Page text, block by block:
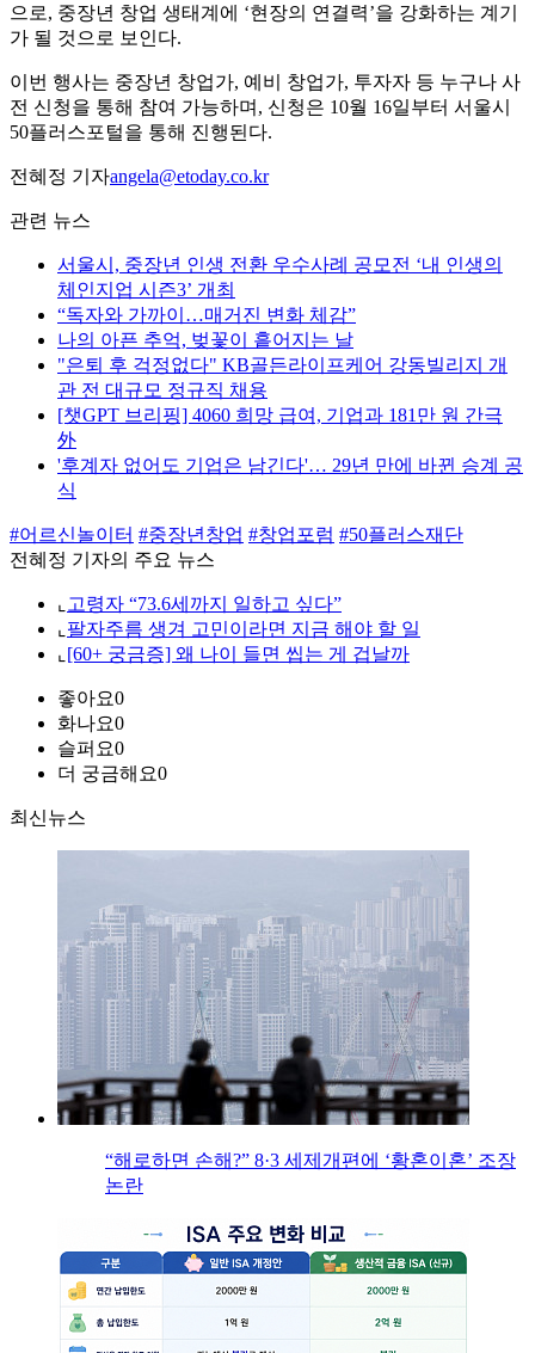
으로, 중장년 창업 생태계에 ‘현장의 연결력’을 강화하는 계기
가 될 것으로 보인다.
이번 행사는 중장년 창업가, 예비 창업가, 투자자 등 누구나 사
전 신청을 통해 참여 가능하며, 신청은 10월 16일부터 서울시
50플러스포털을 통해 진행된다.
전혜정 기자angela@etoday.co.kr
관련 뉴스
서울시, 중장년 인생 전환 우수사례 공모전 ‘내 인생의
체인지업 시즌3’ 개최
“독자와 가까이…매거진 변화 체감”
나의 아픈 추억, 벚꽃이 흩어지는 날
"은퇴 후 걱정없다" KB골든라이프케어 강동빌리지 개
관 전 대규모 정규직 채용
[챗GPT 브리핑] 4060 희망 급여, 기업과 181만 원 간극
外
'후계자 없어도 기업은 남긴다'… 29년 만에 바뀐 승계 공
식
#어르신놀이터 #중장년창업 #창업포럼 #50플러스재단
전혜정 기자의 주요 뉴스
⌞ 고령자 “73.6세까지 일하고 싶다”
⌞ 팔자주름 생겨 고민이라면 지금 해야 할 일
⌞ [60+ 궁금증] 왜 나이 들면 씹는 게 겁날까
좋아요0
화나요0
슬퍼요0
더 궁금해요0
최신뉴스
“해로하면 손해?” 8·3 세제개편에 ‘황혼이혼’ 조장
논란